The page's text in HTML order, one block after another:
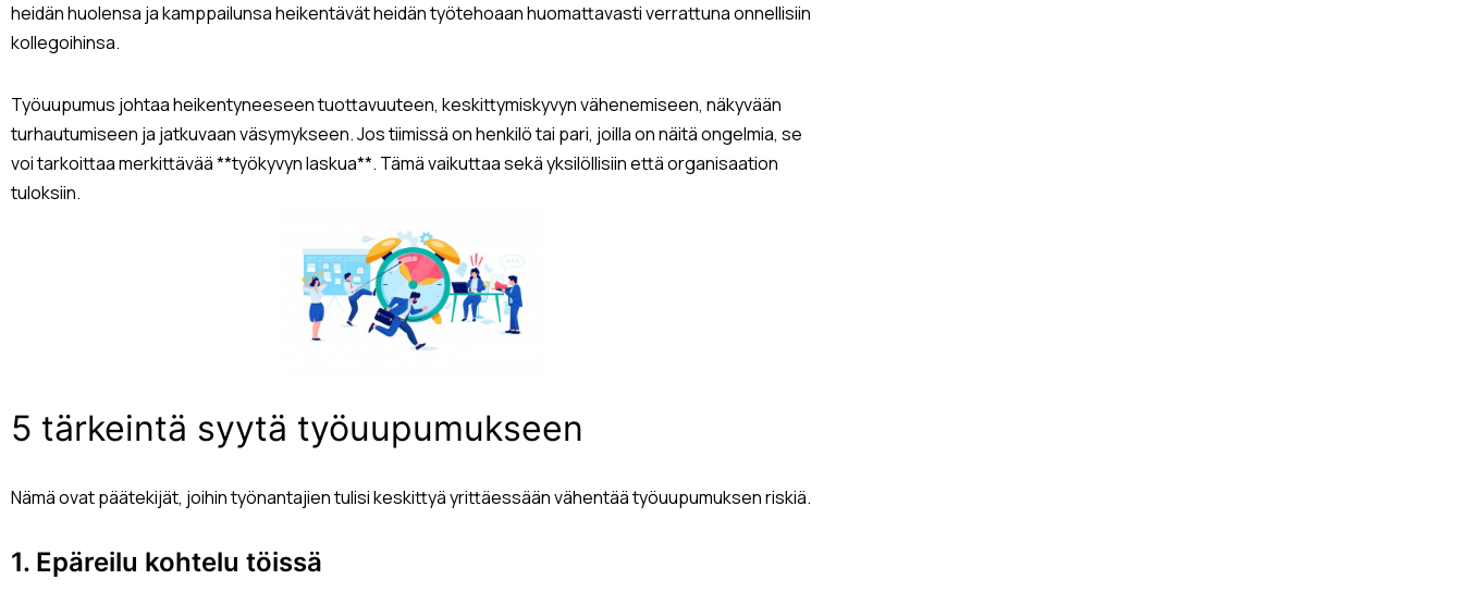
heidän huolensa ja kamppailunsa heikentävät heidän työtehoaan huomattavasti verrattuna onnellisiin
kollegoihinsa.
Työuupumus johtaa heikentyneeseen tuottavuuteen, keskittymiskyvyn vähenemiseen, näkyvään
turhautumiseen ja jatkuvaan väsymykseen. Jos tiimissä on henkilö tai pari, joilla on näitä ongelmia, se
voi tarkoittaa merkittävää **työkyvyn laskua**. Tämä vaikuttaa sekä yksilöllisiin että organisaation
tuloksiin.
5 tärkeintä syytä työuupumukseen
Nämä ovat päätekijät, joihin työnantajien tulisi keskittyä yrittäessään vähentää työuupumuksen riskiä.
1. Epäreilu kohtelu töissä